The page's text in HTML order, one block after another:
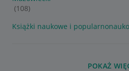
(108)
Książki naukowe i
POKAŻ